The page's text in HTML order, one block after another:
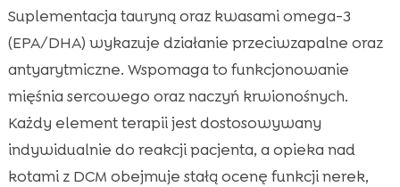
Suplementacja tauryną oraz kwasami omega-3
(EPA/DHA) wykazuje działanie przeciwzapalne oraz
antyarytmiczne. Wspomaga to funkcjonowanie
mięśnia sercowego oraz naczyń krwionośnych.
Każdy element terapii jest dostosowywany
indywidualnie do reakcji pacjenta, a opieka nad
kotami z DCM obejmuje stałą ocenę funkcji nerek,